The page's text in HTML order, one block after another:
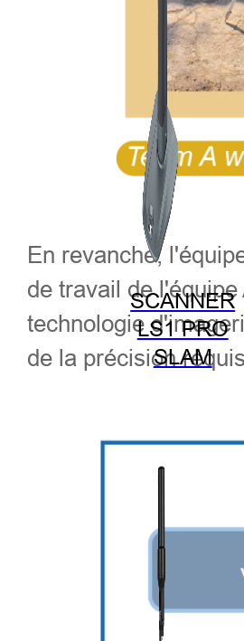
SCANNER
LS1 PRO
SLAM
En revanche,
de travail de
technologie
de la précision